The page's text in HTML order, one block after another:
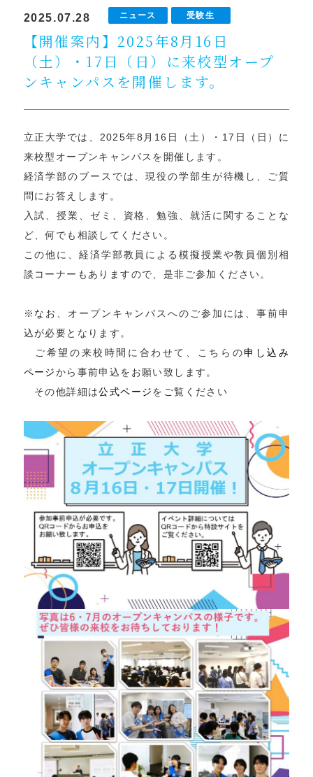
2025.07.28 ニュース 受験生
【開催案内】2025年8月16日
（土）・17日（日）に来校型オープ
ンキャンパスを開催します。
立正大学では、2025年8月16日（土）・17日（日）に
来校型オープンキャンパスを開催します。
経済学部のブースでは、現役の学部生が待機し、ご質
問にお答えします。
入試、授業、ゼミ、資格、勉強、就活に関することな
ど、何でも相談してください。
この他に、経済学部教員による模擬授業や教員個別相
談コーナーもありますので、是非ご参加ください。
※なお、オープンキャンパスへのご参加には、事前申
込が必要となります。
ご希望の来校時間に合わせて、こちらの申し込み
ページから事前申込をお願い致します。
その他詳細は公式ページをご覧ください